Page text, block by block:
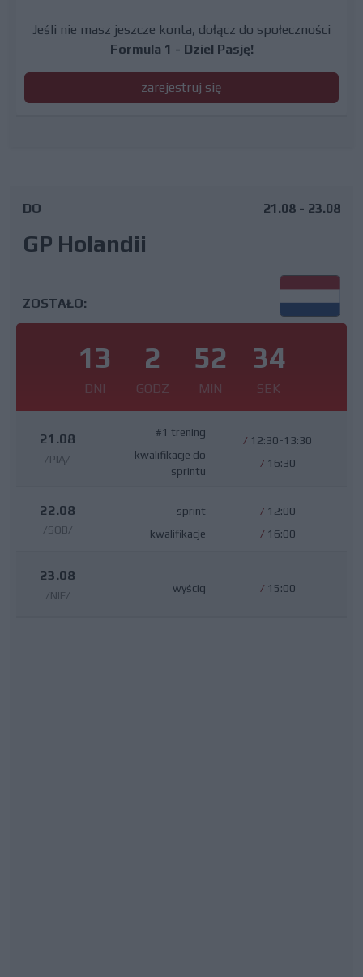
Jeśli nie masz jeszcze konta, dołącz do społeczności
Formula 1 - Dziel Pasję!
zarejestruj się
DO
GP Holandii
21.08 - 23.08
ZOSTAŁO:
13
DNI
2
GODZ
52
MIN
33
SEK
21.08
/PIĄ/
#1 trening
kwalifikacje do
sprintu
/ 12:30-13:30
/ 16:30
22.08
/SOB/
sprint
kwalifikacje
/ 12:00
/ 16:00
23.08
/NIE/
wyścig / 15:00